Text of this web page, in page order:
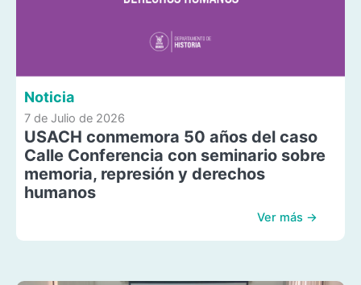
Noticia
7 de Julio de 2026
USACH conmemora 50 años del caso
Calle Conferencia con seminario sobre
memoria, represión y derechos
humanos
Ver más →